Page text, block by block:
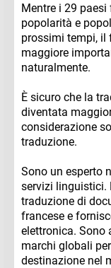
Mentre i 29
popolarità e
prossimi tempi, il
maggiore
naturalmente.
È sicuro che la
diventata
considerazione
traduzione.
Sono un esperto
servizi linguistici.
traduzione di
francese e
elettronica. Sono
marchi globali
destinazione nel